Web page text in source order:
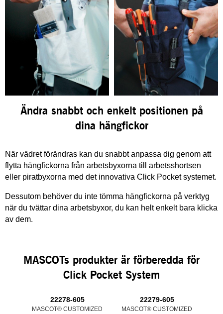
Ändra snabbt och enkelt positionen på
dina hängfickor
När vädret förändras kan du snabbt anpassa dig genom att
flytta hängfickorna från arbetsbyxorna till arbetsshortsen
eller piratbyxorna med det innovativa Click Pocket systemet.
Dessutom behöver du inte tömma hängfickorna på verktyg
när du tvättar dina arbetsbyxor, du kan helt enkelt bara klicka
av dem.
MASCOTs produkter är förberedda för
Click Pocket System
22278-605
MASCOT® CUSTOMIZED
22279-605
MASCOT® CUSTOMIZED